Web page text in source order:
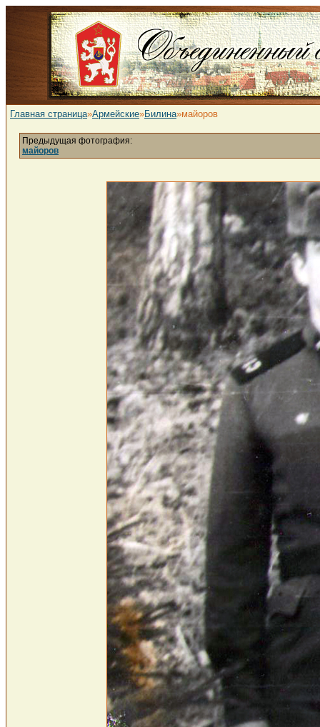
Главная страница»Армейские»Билина»майоров
Предыдущая фотография:
майоров